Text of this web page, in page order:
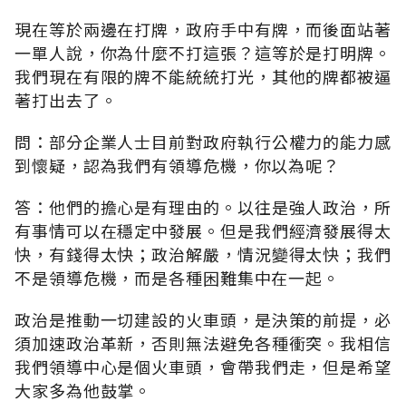
現在等於兩邊在打牌，政府手中有牌，而後面站著
一單人說，你為什麼不打這張？這等於是打明牌。
我們現在有限的牌不能統統打光，其他的牌都被逼
著打出去了。
問：部分企業人士目前對政府執行公權力的能力感
到懷疑，認為我們有領導危機，你以為呢？
答：他們的擔心是有理由的。以往是強人政治，所
有事情可以在穩定中發展。但是我們經濟發展得太
快，有錢得太快；政治解嚴，情況變得太快；我們
不是領導危機，而是各種困難集中在一起。
政治是推動一切建設的火車頭，是決策的前提，必
須加速政治革新，否則無法避免各種衝突。我相信
我們領導中心是個火車頭，會帶我們走，但是希望
大家多為他鼓掌。